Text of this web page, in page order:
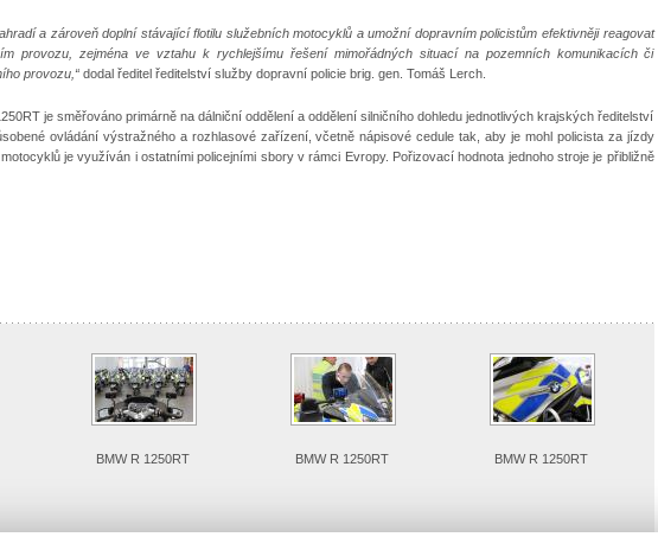
a zároveň doplní stávající flotilu služebních motocyklů a umožní dopravním policistům efektivněji reagovat
provozu, zejména ve vztahu k rychlejšímu řešení mimořádných situací na pozemních komunikacích či
provozu,“ dodal ředitel ředitelství služby dopravní policie brig. gen. Tomáš Lerch.
je směřováno primárně na dálniční oddělení a oddělení silničního dohledu jednotlivých krajských ředitelství
ovládání výstražného a rozhlasové zařízení, včetně nápisové cedule tak, aby je mohl policista za jízdy
je využíván i ostatními policejními sbory v rámci Evropy. Pořizovací hodnota jednoho stroje je přibližně
BMW R 1250RT BMW R 1250RT BMW R 1250RT